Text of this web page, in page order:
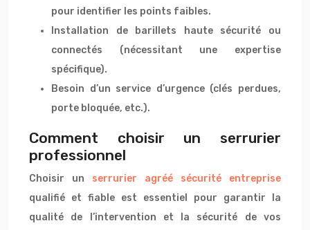
pour identifier les points faibles.
Installation de barillets haute sécurité ou
connectés (nécessitant une expertise
spécifique).
Besoin d’un service d’urgence (clés perdues,
porte bloquée, etc.).
Comment choisir un serrurier
professionnel
Choisir un serrurier agréé sécurité entreprise
qualifié et fiable est essentiel pour garantir la
qualité de l’intervention et la sécurité de vos